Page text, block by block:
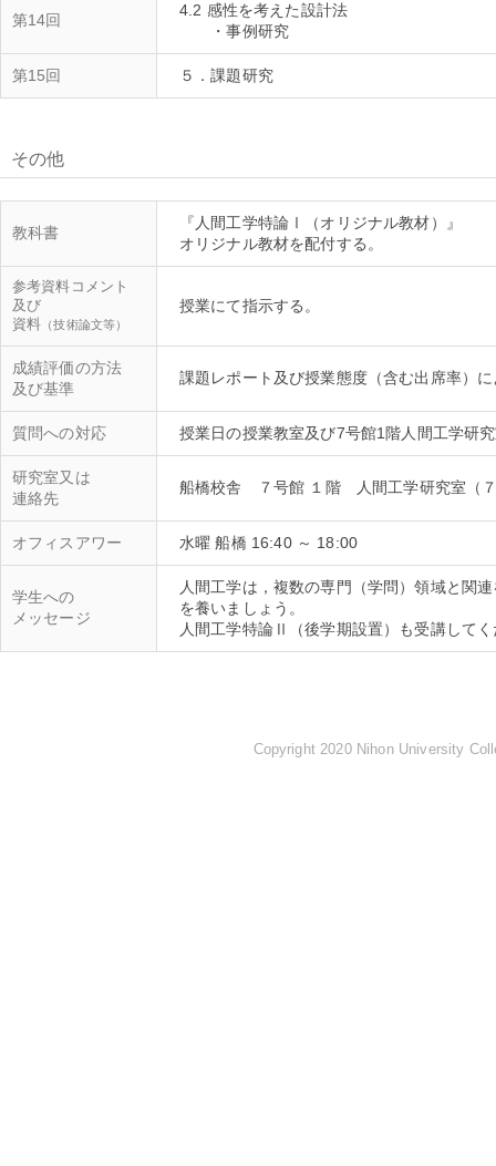
第14回
4.2 感性を考えた設計法
第15回 ５．課題研究
その他
教科書
『人間工学特論Ⅰ（オリジナル教材）』
オリジナル教材を配付する。
参考資料コメント
及び
資料 （技術論文等）
授業にて指示する。
成績評価の方法
及び基準
質問への対応
研究室又は
連絡先
オフィスアワー 水曜 船橋 16:40 ～ 18:00
学生への
メッセージ
人間工学は，複数の専門（学問）領域と関
を養いましょう。
Copyright 2020 Nihon University